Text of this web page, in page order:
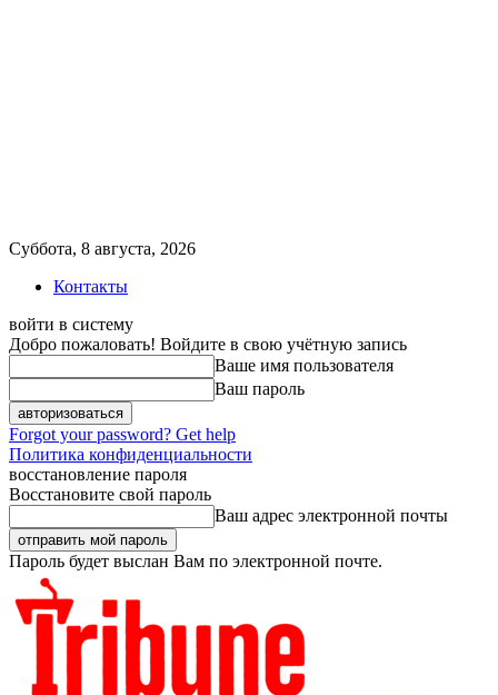
Суббота, 8 августа, 2026
Контакты
войти в систему
Добро пожаловать! Войдите в свою учётную запись
Ваше имя пользователя
Ваш пароль
Forgot your password? Get help
Политика конфиденциальности
восстановление пароля
Восстановите свой пароль
Ваш адрес электронной почты
Пароль будет выслан Вам по электронной почте.